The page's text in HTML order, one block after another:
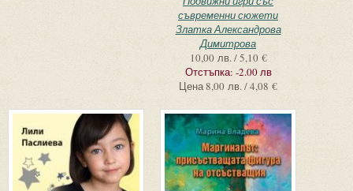
съвременни сюжети
Златка Александрова
Димитрова
10,00 лв. / 5,10 €
Отстъпка: -2.00 лв
Цена8,00 лв. / 4,08 €